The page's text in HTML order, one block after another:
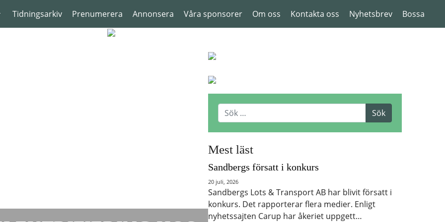
Tidningsarkiv Prenumerera Annonsera Våra sponsorer Om oss Kontakta oss Nyhetsbrev Bossa
Mest läst
Sandbergs försatt i konkurs
20 juli, 2026
Sandbergs Lots & Transport AB har blivit försatt i
konkurs. Det rapporterar flera medier. Enligt
nyhetssajten Carup har åkeriet uppgett…